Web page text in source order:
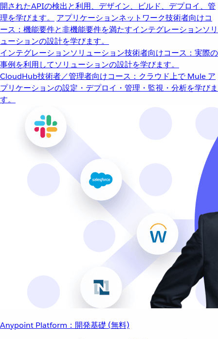
開されたAPIの検出と利用、デザイン、ビルド、デプロイ、管
理を学びます。
アプリケーションネットワーク技術者向けコ
ース：機能要件と非機能要件を満たすインテグレーションソリ
ューションの設計を学びます。
インテグレーションソリューション技術者向けコース：実際の
事例を利用してソリューションの設計を学びます。
CloudHub技術者／管理者向けコース：クラウド上で Mule ア
プリケーションの設定・デプロイ・管理・監視・分析を学びま
す。
Anypoint Platform：開発基礎 (無料)